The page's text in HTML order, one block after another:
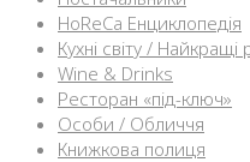
HoReCa Енциклопедія
Кухні світу / Найкращі
Wine & Drinks
Ресторан «під-ключ»
Особи / Обличчя
Книжкова полиця